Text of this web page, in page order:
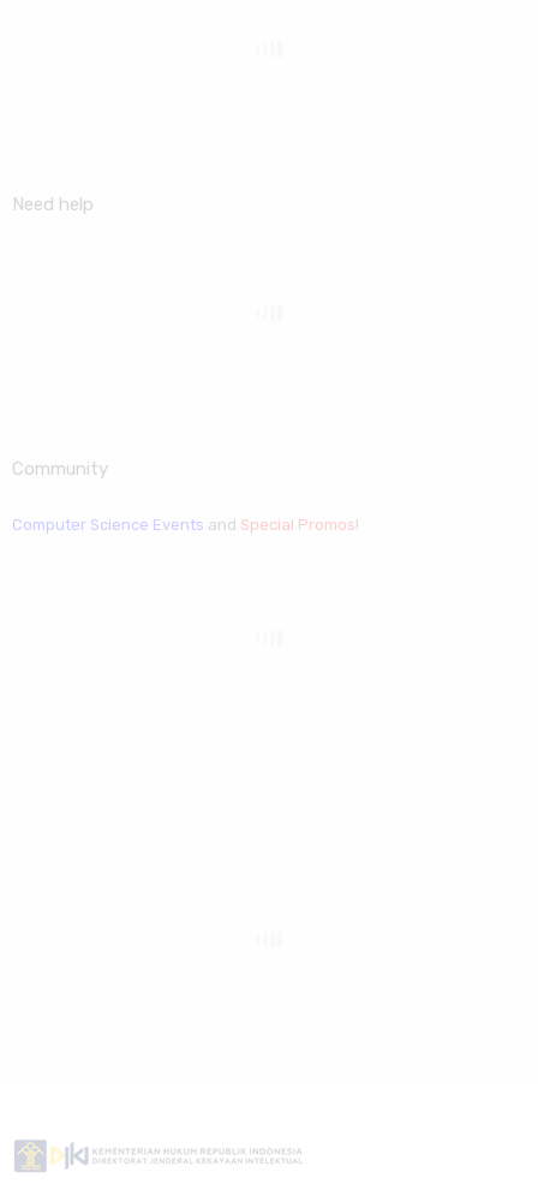
Need help
Community
Computer Science Events and Special Promos!